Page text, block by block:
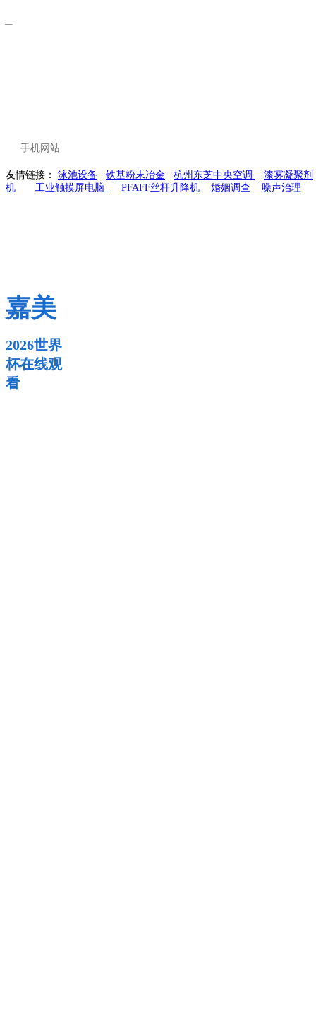
手机网站
友情链接： 泳池设备 铁基粉末冶金 杭州东芝中央空调
漆雾凝聚剂
机
工业触摸屏电脑 PFAFF丝杆升降机 婚姻调查 噪声治理
嘉美
2026世界
杯在线观
看